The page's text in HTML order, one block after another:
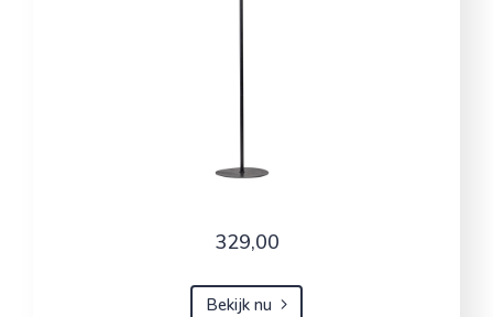
329,00
Bekijk nu